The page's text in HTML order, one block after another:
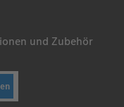
und Zubehör